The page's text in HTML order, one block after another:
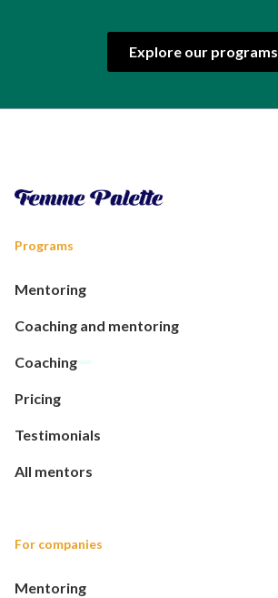
Explore our programs
Programs
Mentoring
Coaching and mentoring
Coaching
Pricing
Testimonials
All mentors
For companies
Mentoring